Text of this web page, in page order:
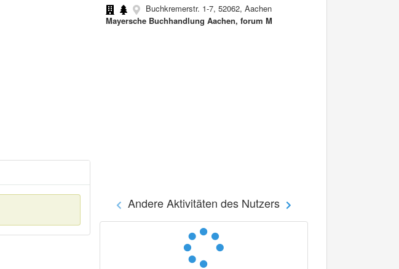
Buchkremerstr. 1-7, 52062, Aachen
Mayersche Buchhandlung Aachen, forum M
Andere Aktivitäten des Nutzers